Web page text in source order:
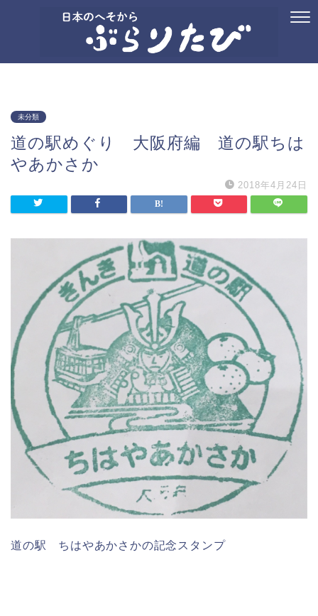
未分類
道の駅めぐり 大阪府編 道の駅ちは
やあかさか
2018年4月24日
道の駅 ちはやあかさかの記念スタンプ